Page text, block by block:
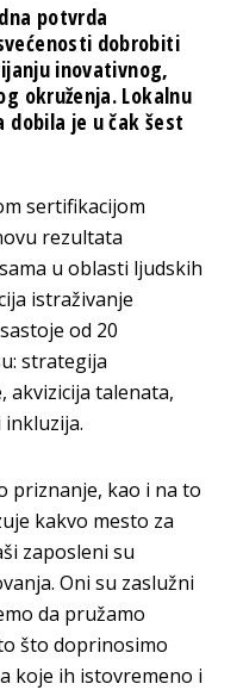
potvrda
dobrobiti
inovativnog,
okruženja. Lokalnu
je u čak šest
sertifikacijom
rezultata
u oblasti ljudskih
istraživanje
od 20
strategija
akvizicija talenata,
priznanje, kao i na to
kakvo mesto za
zaposleni su
Oni su zaslužni
da pružamo
što doprinosimo
koje ih istovremeno i